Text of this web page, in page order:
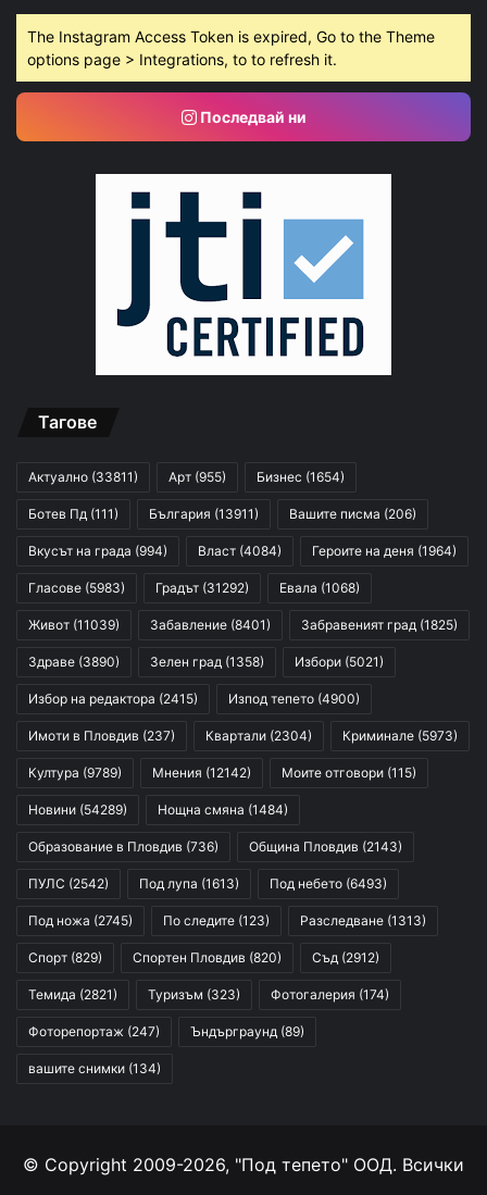
The Instagram Access Token is expired, Go to the Theme
options page > Integrations, to to refresh it.
Последвай ни
Тагове
Актуално (33811) Арт (955) Бизнес (1654)
Ботев Пд (111) България (13911) Вашите писма (206)
Вкусът на града (994) Власт (4084) Героите на деня (1964)
Гласове (5983) Градът (31292) Евала (1068)
Живот (11039) Забавление (8401) Забравеният град (1825)
Здраве (3890) Зелен град (1358) Избори (5021)
Избор на редактора (2415) Изпод тепето (4900)
Имоти в Пловдив (237) Квартали (2304) Криминале (5973)
Култура (9789) Мнения (12142) Моите отговори (115)
Новини (54289) Нощна смяна (1484)
Образование в Пловдив (736) Община Пловдив (2143)
ПУЛС (2542) Под лупа (1613) Под небето (6493)
Под ножа (2745) По следите (123) Разследване (1313)
Спорт (829) Спортен Пловдив (820) Съд (2912)
Темида (2821) Туризъм (323) Фотогалерия (174)
Фоторепортаж (247) Ъндърграунд (89)
вашите снимки (134)
© Copyright 2009-2026, "Под тепето" ООД. Всички